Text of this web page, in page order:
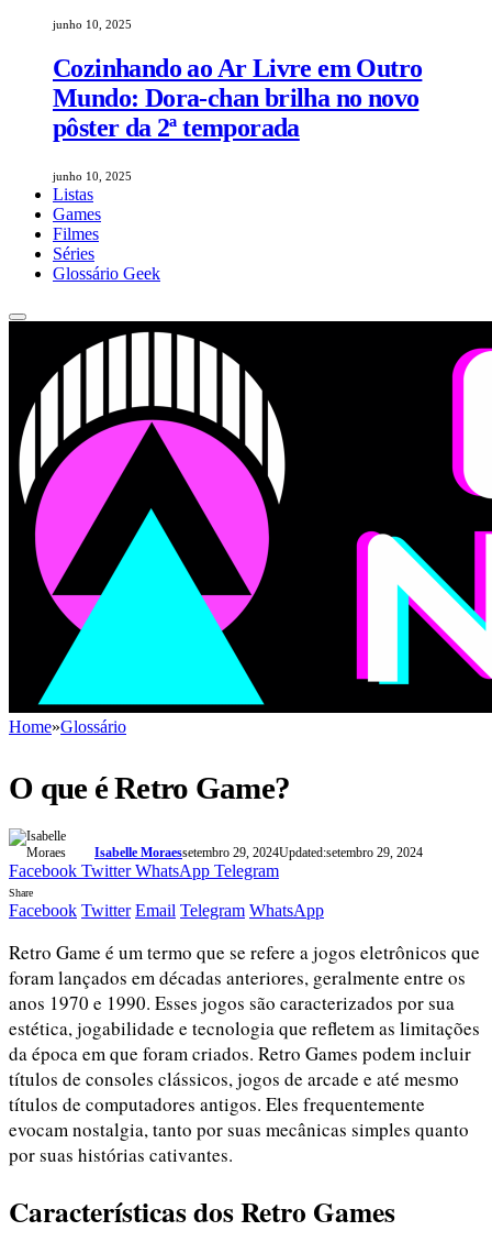
junho 10, 2025
Cozinhando ao Ar Livre em Outro
Mundo: Dora-chan brilha no novo
pôster da 2ª temporada
junho 10, 2025
Listas
Games
Filmes
Séries
Glossário Geek
Home»Glossário
O que é Retro Game?
Isabelle Moraessetembro 29, 2024Updated:setembro 29, 2024
Facebook Twitter WhatsApp Telegram
Share
Facebook Twitter Email Telegram WhatsApp
Retro Game é um termo que se refere a jogos eletrônicos que
foram lançados em décadas anteriores, geralmente entre os
anos 1970 e 1990. Esses jogos são caracterizados por sua
estética, jogabilidade e tecnologia que refletem as limitações
da época em que foram criados. Retro Games podem incluir
títulos de consoles clássicos, jogos de arcade e até mesmo
títulos de computadores antigos. Eles frequentemente
evocam nostalgia, tanto por suas mecânicas simples quanto
por suas histórias cativantes.
Características dos Retro Games